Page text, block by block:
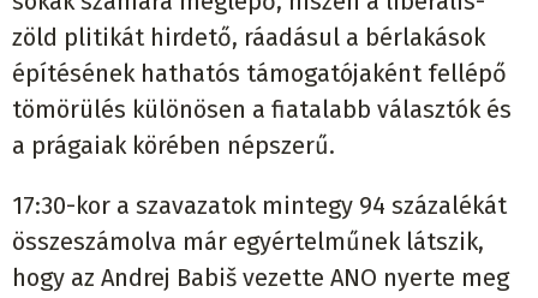
zöld plitikát hirdető, ráadásul a bérlakások
építésének hathatós támogatójaként fellépő
tömörülés különösen a fiatalabb választók és
a prágaiak körében népszerű.
17:30-kor a szavazatok mintegy 94 százalékát
összeszámolva már egyértelműnek látszik,
hogy az Andrej Babiš vezette ANO nyerte meg